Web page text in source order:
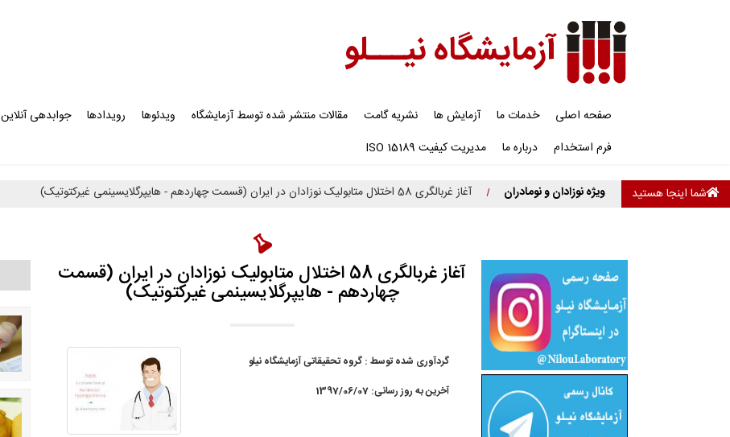
آزمایشگاه نیـــلو
صفحه اصلی
خدمات ما آزمایش ها نشریه گامت مقالات منتشر شده توسط آزمایشگاه ویدئوها رویدادها جوابدهی آنلاین
فرم استخدام
درباره ما مدیریت کیفیت ISO 15189
شما اینجا هستید ویژه نوزادان و نومادران آغاز غربالگری 58 اختلال متابولیک نوزادان در ایران (قسمت چهاردهم - هایپرگلایسینمی غیرکتوتیک)
آغاز غربالگری 58 اختلال متابولیک نوزادان در ایران (قسمت
چهاردهم - هایپرگلایسینمی غیرکتوتیک)
گردآوری شده توسط : گروه تحقیقاتی آزمایشگاه نیلو
آخرین به روز رسانی: 1397/06/07